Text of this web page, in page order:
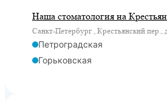
Наша стоматология на
Санкт-Петербург , Крестьянский пер.,
Петроградская
Горьковская